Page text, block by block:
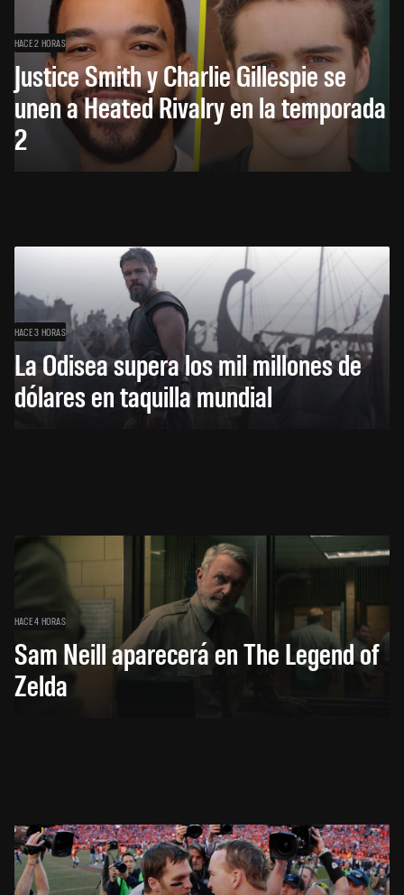
HACE 2 HORAS
Justice Smith y Charlie Gillespie se
unen a Heated Rivalry en la temporada
2
HACE 3 HORAS
La Odisea supera los mil millones de
dólares en taquilla mundial
HACE 4 HORAS
Sam Neill aparecerá en The Legend of
Zelda